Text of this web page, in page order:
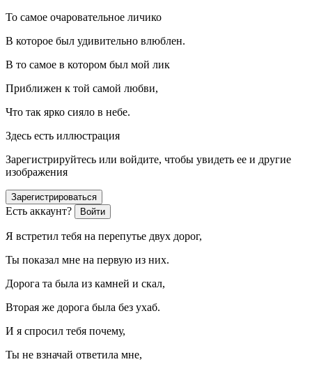
То самое очаровательное личико
В которое был удивительно влюблен.
В то самое в котором был мой лик
Приближен к той самой любви,
Что так ярко сияло в небе.
Здесь есть иллюстрация
Зарегистрируйтесь или войдите, чтобы увидеть ее и другие
изображения
Зарегистрироваться
Есть аккаунт? Войти
Я встретил тебя на перепутье двух дорог,
Ты показал мне на первую из них.
Дорога та была из камней и скал,
Вторая же дорога была без ухаб.
И я спросил тебя почему,
Ты не взначай ответила мне,